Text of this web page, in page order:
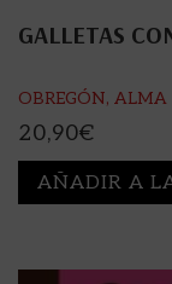
GALLETAS
OBREGÓN, ALMA
20,90€
AÑADIR A